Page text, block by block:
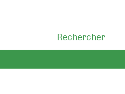
Rechercher